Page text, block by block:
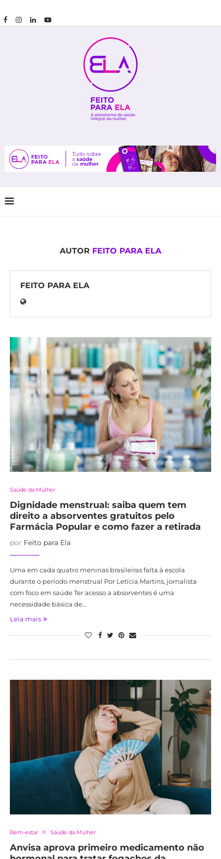
AUTOR FEITO PARA ELA
FEITO PARA ELA
Saúde da Mulher
Dignidade menstrual: saiba quem tem
direito a absorventes gratuitos pelo
Farmácia Popular e como fazer a retirada
por Feito para Ela
Uma em cada quatro meninas brasileiras falta à escola
durante o período menstrual Por Letícia Martins, jornalista
com foco em saúde Ter acesso a absorventes é uma
necessidade básica de…
Leia mais
Bem-estar Saúde da Mulher
Anvisa aprova primeiro medicamento não